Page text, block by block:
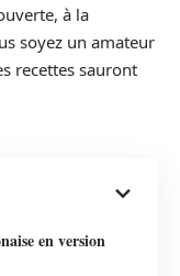
à la
soyez un amateur
recettes sauront
en version